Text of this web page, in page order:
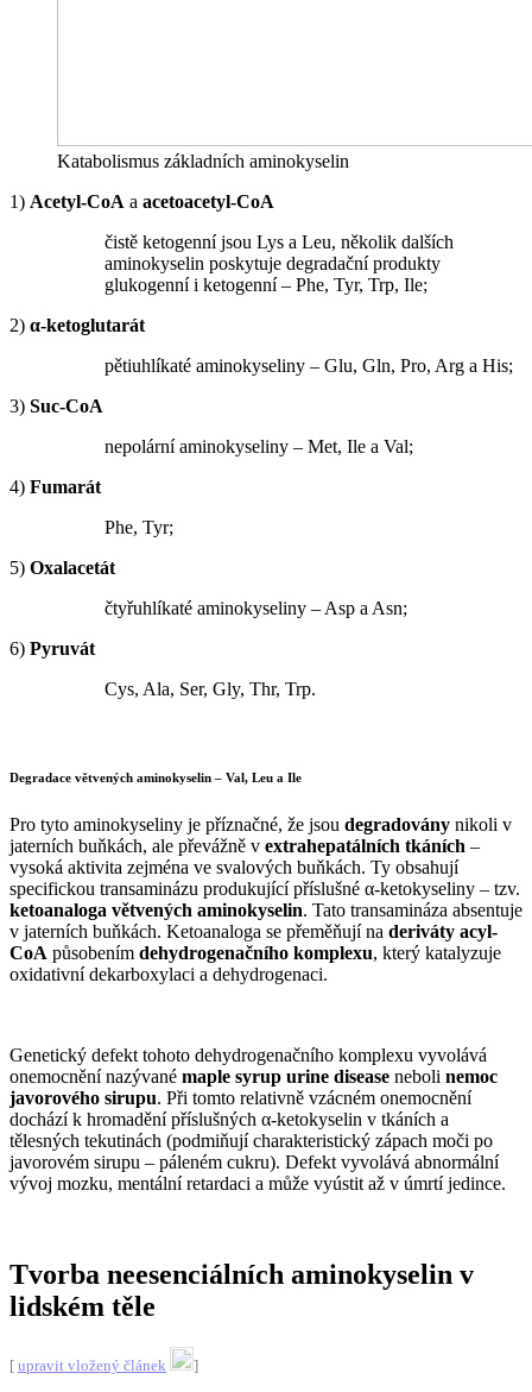
Katabolismus základních aminokyselin
1) Acetyl-CoA a acetoacetyl-CoA
čistě ketogenní jsou Lys a Leu, několik dalších
aminokyselin poskytuje degradační produkty
glukogenní i ketogenní – Phe, Tyr, Trp, Ile;
2) α-ketoglutarát
pětiuhlíkaté aminokyseliny – Glu, Gln, Pro, Arg a His;
3) Suc-CoA
nepolární aminokyseliny – Met, Ile a Val;
4) Fumarát
Phe, Tyr;
5) Oxalacetát
čtyřuhlíkaté aminokyseliny – Asp a Asn;
6) Pyruvát
Cys, Ala, Ser, Gly, Thr, Trp.
Degradace větvených aminokyselin – Val, Leu a Ile
Pro tyto aminokyseliny je příznačné, že jsou degradovány nikoli v
jaterních buňkách, ale převážně v extrahepatálních tkáních –
vysoká aktivita zejména ve svalových buňkách. Ty obsahují
specifickou transaminázu produkující příslušné α-ketokyseliny – tzv.
ketoanaloga větvených aminokyselin. Tato transamináza absentuje
v jaterních buňkách. Ketoanaloga se přeměňují na deriváty acyl-
CoA působením dehydrogenačního komplexu, který katalyzuje
oxidativní dekarboxylaci a dehydrogenaci.
Genetický defekt tohoto dehydrogenačního komplexu vyvolává
onemocnění nazývané maple syrup urine disease neboli nemoc
javorového sirupu. Při tomto relativně vzácném onemocnění
dochází k hromadění příslušných α-ketokyselin v tkáních a
tělesných tekutinách (podmiňují charakteristický zápach moči po
javorovém sirupu – páleném cukru). Defekt vyvolává abnormální
vývoj mozku, mentální retardaci a může vyústit až v úmrtí jedince.
Tvorba neesenciálních aminokyselin v
lidském těle
[ upravit vložený článek ]